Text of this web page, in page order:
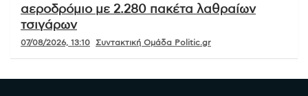
αεροδρόμιο με 2.280 πακέτα λαθραίων
τσιγάρων
07/08/2026, 13:10 Συντακτική Ομάδα Politic.gr